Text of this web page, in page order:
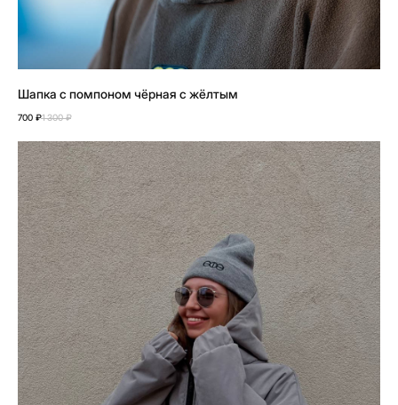
Шапка с помпоном чёрная с жёлтым
700 ₽1 300 ₽